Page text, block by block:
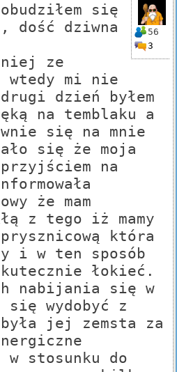
56
3
się
dość dziwna
ze
wtedy mi nie
dzień byłem
na temblaku a
się na mnie
się że moja
na
że mam
z tego iż mamy
która
i w ten sposób
łokieć.
nabijania się w
się wydobyć z
jej zemsta za
stosunku do